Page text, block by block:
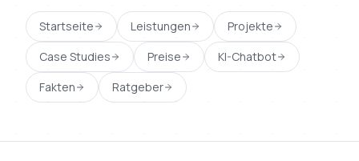
Startseite Leistungen
Projekte
Case Studies
Preise
KI-Chatbot
Fakten
Ratgeber